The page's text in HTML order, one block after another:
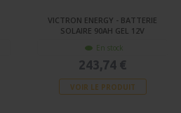
VICTRON ENERGY - BATTERIE
SOLAIRE 90AH GEL 12V
En stock
243,74 €
VOIR LE PRODUIT